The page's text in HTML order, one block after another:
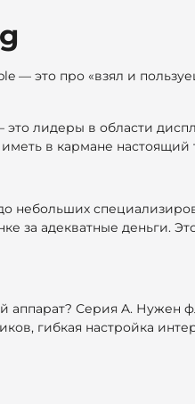
— это про «взял и
лидеры в области
в кармане настоящий
небольших
за адекватные деньги.
аппарат? Серия A. Нужен
гибкая настройка